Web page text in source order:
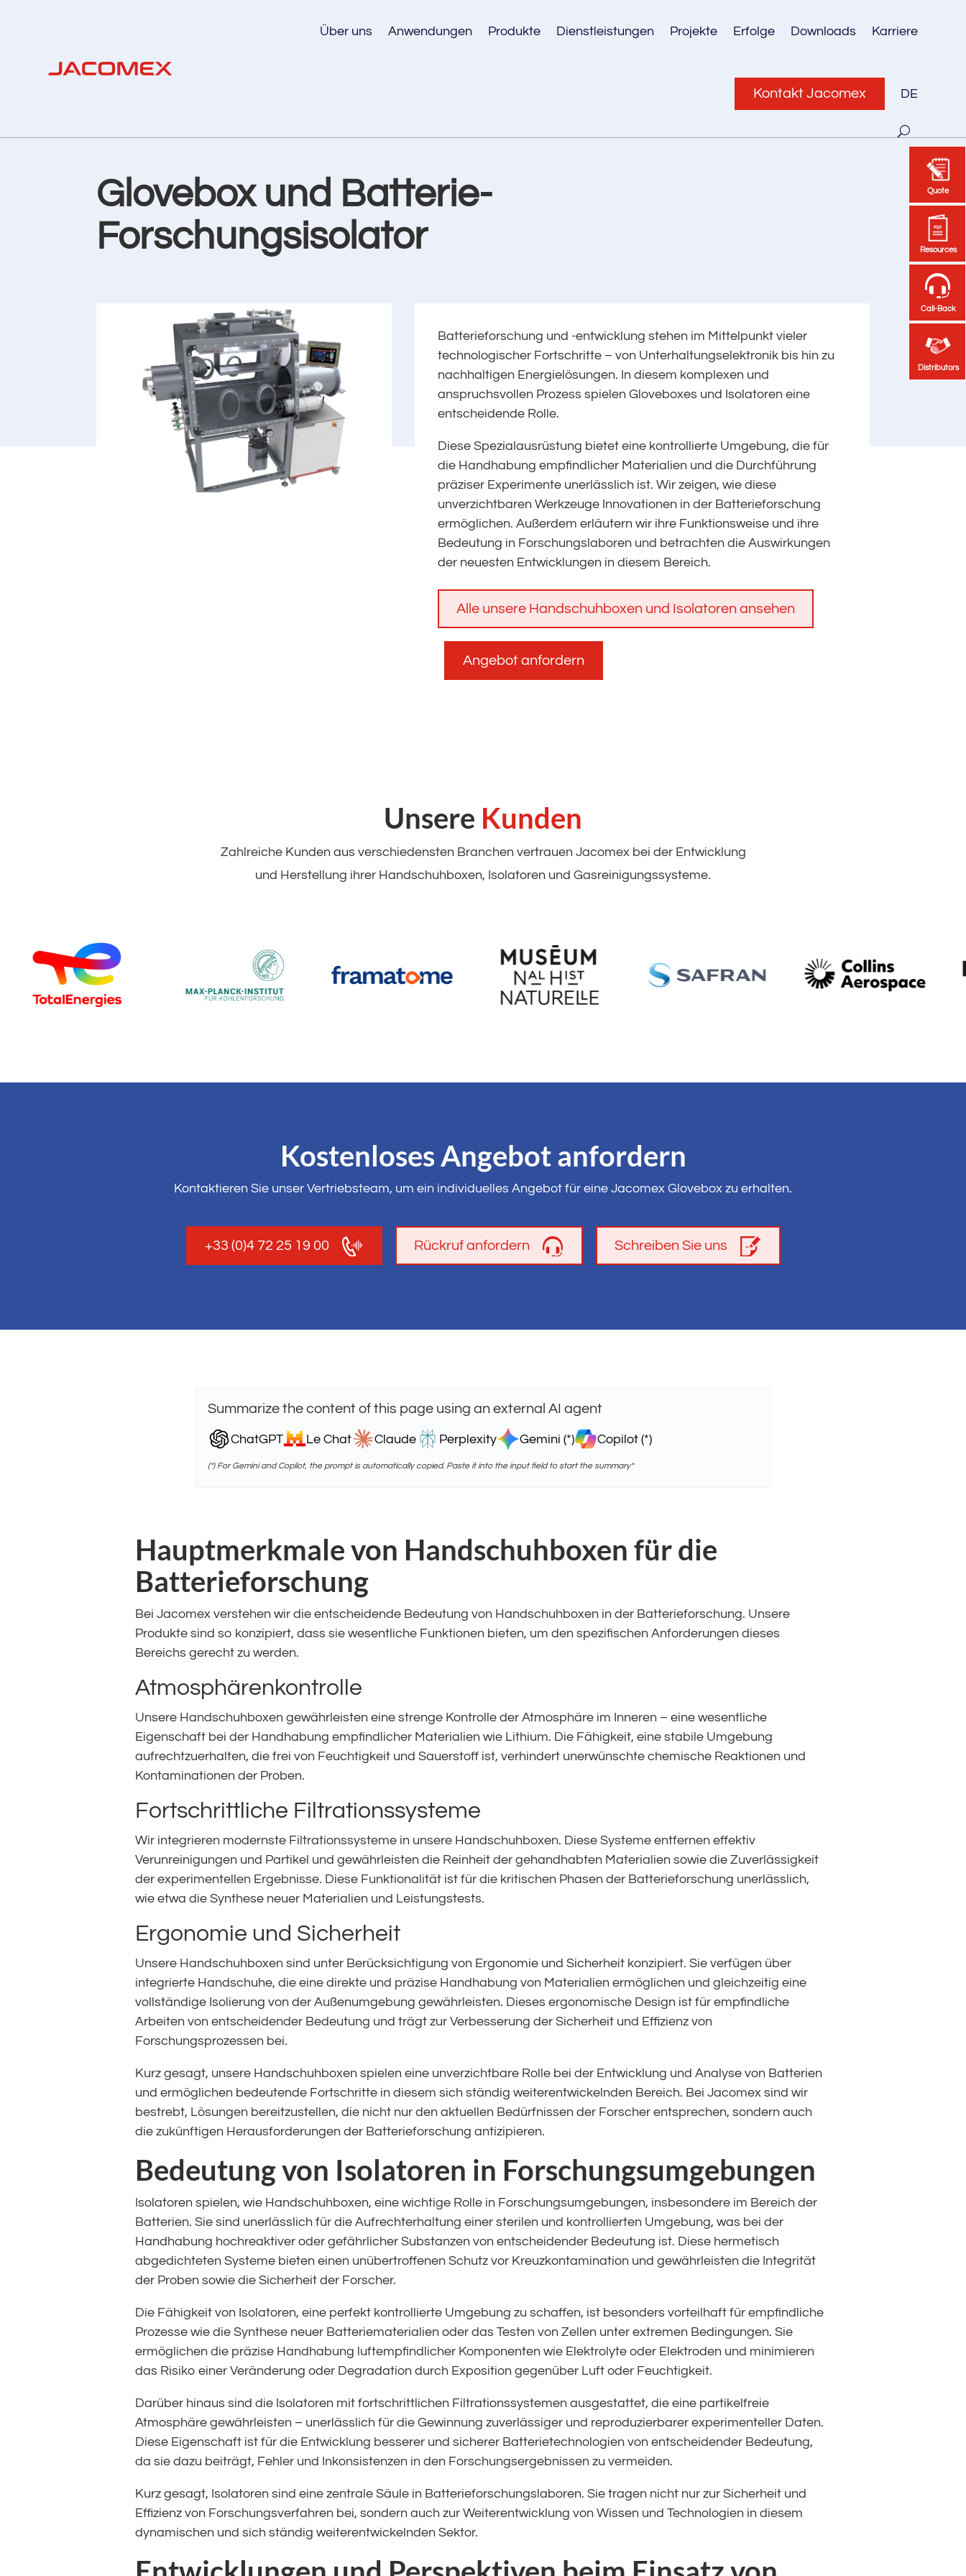
Quote
Resources
Call-Back
Distributors
Quote
Resources
Call-Back
Distributors
Über uns Anwendungen Produkte Dienstleistungen Projekte Erfolge Downloads Karriere
Kontakt Jacomex DE
Glovebox und Batterie-
Forschungsisolator
Batterieforschung und -entwicklung stehen im Mittelpunkt vieler
technologischer Fortschritte – von Unterhaltungselektronik bis hin zu
nachhaltigen Energielösungen. In diesem komplexen und
anspruchsvollen Prozess spielen Gloveboxes und Isolatoren eine
entscheidende Rolle.
Diese Spezialausrüstung bietet eine kontrollierte Umgebung, die für
die Handhabung empfindlicher Materialien und die Durchführung
präziser Experimente unerlässlich ist. Wir zeigen, wie diese
unverzichtbaren Werkzeuge Innovationen in der Batterieforschung
ermöglichen. Außerdem erläutern wir ihre Funktionsweise und ihre
Bedeutung in Forschungslaboren und betrachten die Auswirkungen
der neuesten Entwicklungen in diesem Bereich.
Alle unsere Handschuhboxen und Isolatoren ansehen
Angebot anfordern
Unsere Kunden
Zahlreiche Kunden aus verschiedensten Branchen vertrauen Jacomex bei der Entwicklung
und Herstellung ihrer Handschuhboxen, Isolatoren und Gasreinigungssysteme.
Kostenloses Angebot anfordern
Kontaktieren Sie unser Vertriebsteam, um ein individuelles Angebot für eine Jacomex Glovebox zu erhalten.
+33 (0)4 72 25 19 00 Rückruf anfordern Schreiben Sie uns
Summarize the content of this page using an external AI agent
ChatGPT Le Chat Claude Perplexity Gemini (*) Copilot (*)
(*) For Gemini and Copilot, the prompt is automatically copied. Paste it into the input field to start the summary*
Hauptmerkmale von Handschuhboxen für die
Batterieforschung
Bei Jacomex verstehen wir die entscheidende Bedeutung von Handschuhboxen in der Batterieforschung. Unsere
Produkte sind so konzipiert, dass sie wesentliche Funktionen bieten, um den spezifischen Anforderungen dieses
Bereichs gerecht zu werden.
Atmosphärenkontrolle
Unsere Handschuhboxen gewährleisten eine strenge Kontrolle der Atmosphäre im Inneren – eine wesentliche
Eigenschaft bei der Handhabung empfindlicher Materialien wie Lithium. Die Fähigkeit, eine stabile Umgebung
aufrechtzuerhalten, die frei von Feuchtigkeit und Sauerstoff ist, verhindert unerwünschte chemische Reaktionen und
Kontaminationen der Proben.
Fortschrittliche Filtrationssysteme
Wir integrieren modernste Filtrationssysteme in unsere Handschuhboxen. Diese Systeme entfernen effektiv
Verunreinigungen und Partikel und gewährleisten die Reinheit der gehandhabten Materialien sowie die Zuverlässigkeit
der experimentellen Ergebnisse. Diese Funktionalität ist für die kritischen Phasen der Batterieforschung unerlässlich,
wie etwa die Synthese neuer Materialien und Leistungstests.
Ergonomie und Sicherheit
Unsere Handschuhboxen sind unter Berücksichtigung von Ergonomie und Sicherheit konzipiert. Sie verfügen über
integrierte Handschuhe, die eine direkte und präzise Handhabung von Materialien ermöglichen und gleichzeitig eine
vollständige Isolierung von der Außenumgebung gewährleisten. Dieses ergonomische Design ist für empfindliche
Arbeiten von entscheidender Bedeutung und trägt zur Verbesserung der Sicherheit und Effizienz von
Forschungsprozessen bei.
Kurz gesagt, unsere Handschuhboxen spielen eine unverzichtbare Rolle bei der Entwicklung und Analyse von Batterien
und ermöglichen bedeutende Fortschritte in diesem sich ständig weiterentwickelnden Bereich. Bei Jacomex sind wir
bestrebt, Lösungen bereitzustellen, die nicht nur den aktuellen Bedürfnissen der Forscher entsprechen, sondern auch
die zukünftigen Herausforderungen der Batterieforschung antizipieren.
Bedeutung von Isolatoren in Forschungsumgebungen
Isolatoren spielen, wie Handschuhboxen, eine wichtige Rolle in Forschungsumgebungen, insbesondere im Bereich der
Batterien. Sie sind unerlässlich für die Aufrechterhaltung einer sterilen und kontrollierten Umgebung, was bei der
Handhabung hochreaktiver oder gefährlicher Substanzen von entscheidender Bedeutung ist. Diese hermetisch
abgedichteten Systeme bieten einen unübertroffenen Schutz vor Kreuzkontamination und gewährleisten die Integrität
der Proben sowie die Sicherheit der Forscher.
Die Fähigkeit von Isolatoren, eine perfekt kontrollierte Umgebung zu schaffen, ist besonders vorteilhaft für empfindliche
Prozesse wie die Synthese neuer Batteriematerialien oder das Testen von Zellen unter extremen Bedingungen. Sie
ermöglichen die präzise Handhabung luftempfindlicher Komponenten wie Elektrolyte oder Elektroden und minimieren
das Risiko einer Veränderung oder Degradation durch Exposition gegenüber Luft oder Feuchtigkeit.
Darüber hinaus sind die Isolatoren mit fortschrittlichen Filtrationssystemen ausgestattet, die eine partikelfreie
Atmosphäre gewährleisten – unerlässlich für die Gewinnung zuverlässiger und reproduzierbarer experimenteller Daten.
Diese Eigenschaft ist für die Entwicklung besserer und sicherer Batterietechnologien von entscheidender Bedeutung,
da sie dazu beiträgt, Fehler und Inkonsistenzen in den Forschungsergebnissen zu vermeiden.
Kurz gesagt, Isolatoren sind eine zentrale Säule in Batterieforschungslaboren. Sie tragen nicht nur zur Sicherheit und
Effizienz von Forschungsverfahren bei, sondern auch zur Weiterentwicklung von Wissen und Technologien in diesem
dynamischen und sich ständig weiterentwickelnden Sektor.